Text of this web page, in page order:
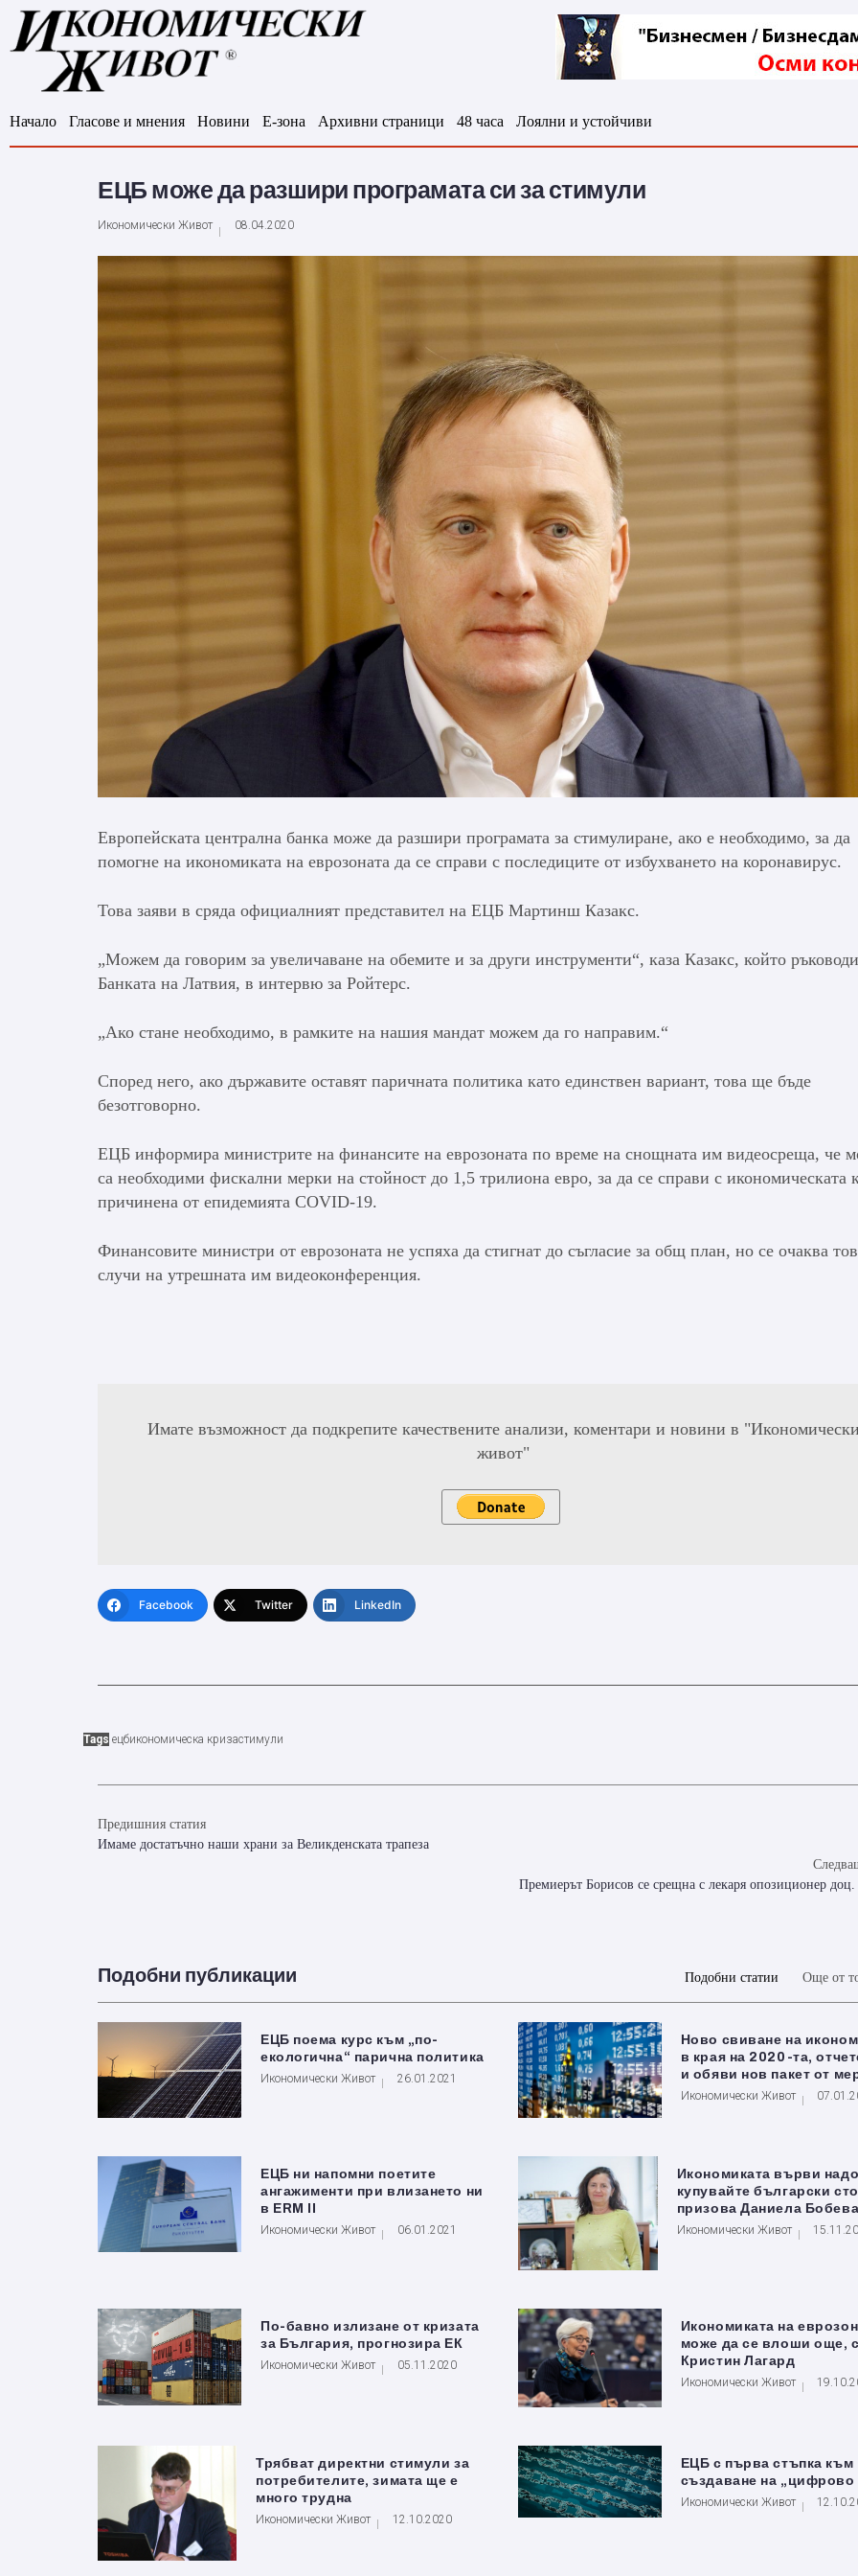
Начало Гласове и мнения Новини Е-зона Архивни страници 48 часа Лоялни и устойчиви
ЕЦБ може да разшири програмата си за стимули
Икономически Живот 08.04.2020
Европейската централна банка може да разшири програмата за стимулиране, ако е необходимо, за да
помогне на икономиката на еврозоната да се справи с последиците от избухването на коронавирус.
Това заяви в сряда официалният представител на ЕЦБ Мартинш Казакс.
„Можем да говорим за увеличаване на обемите и за други инструменти“, каза Казакс, който ръководи
Банката на Латвия, в интервю за Ройтерс.
„Ако стане необходимо, в рамките на нашия мандат можем да го направим.“
Според него, ако държавите оставят паричната политика като единствен вариант, това ще бъде
безотговорно.
ЕЦБ информира министрите на финансите на еврозоната по време на снощната им видеосреща, че
са необходими фискални мерки на стойност до 1,5 трилиона евро, за да се справи с икономическата
причинена от епидемията COVID-19.
Финансовите министри от еврозоната не успяха да стигнат до съгласие за общ план, но се очаква
случи на утрешната им видеоконференция.
Имате възможност да подкрепите качествените анализи, коментари и новини в
живот"
Facebook Twitter LinkedIn
Tags ецбикономическа кризастимули
Предишния статия
Имаме достатъчно наши храни за Великденската трапеза
Премиерът Борисов се срещна с лекаря опозиционер
Подобни публикации Подобни статии Още от
ЕЦБ поема курс към „по-
екологична“ парична политика
Икономически Живот 26.01.2021
Ново свиване на
в края на 2020-та,
и обяви нов пакет от
Икономически Живот
ЕЦБ ни напомни поетите
ангажименти при влизането ни
в ERM II
Икономически Живот 06.01.2021
Икономиката върви
купувайте български
призова Даниела
Икономически Живот
По-бавно излизане от кризата
за България, прогнозира ЕК
Икономически Живот 05.11.2020
Икономиката на
може да се влоши още,
Кристин Лагард
Икономически Живот
Трябват директни стимули за
потребителите, зимата ще е
много трудна
Икономически Живот 12.10.2020
ЕЦБ с първа стъпка към
създаване на „цифрово
Икономически Живот